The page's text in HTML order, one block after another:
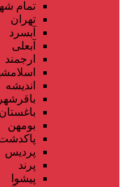
تمام
تهران
آبسرد
آبعلی
ارجمند
اندیشه
باقرشهر
باغستان
بومهن
پردیس
پرند
پیشوا